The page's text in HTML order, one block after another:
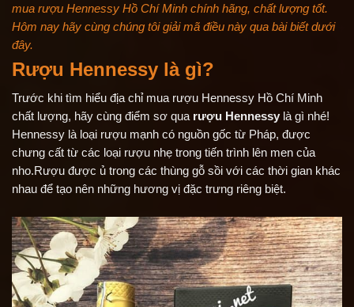
mua rượu Hennessy Hồ Chí Minh chính hãng, chất lượng tốt.
Hôm nay hãy cùng chúng tôi giải mã điều này qua bài biết dưới
đây.
Rượu Hennessy là gì?
Trước khi tìm hiểu địa chỉ mua rượu Hennessy Hồ Chí Minh
chất lượng, hãy cùng điểm sơ qua rượu Hennessy là gì nhé!
Hennessy là loại rượu mạnh có nguồn gốc từ Pháp, được
chưng cất từ các loại rượu nhẹ trong tiến trình lên men của
nho.Rượu được ủ trong các thùng gỗ sồi với các thời gian khác
nhau để tạo nên những hương vị đặc trưng riêng biệt.